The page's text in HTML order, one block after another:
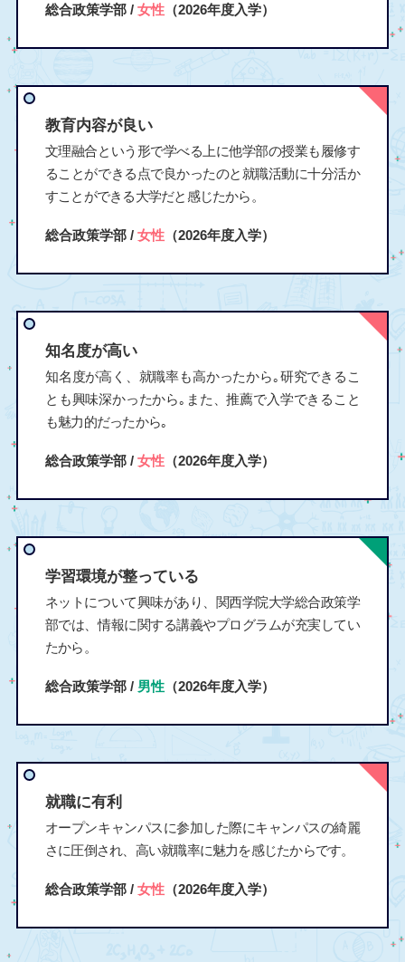
総合政策学部 / 女性（2026年度入学）
教育内容が良い
文理融合という形で学べる上に他学部の授業も履修す
ることができる点で良かったのと就職活動に十分活か
すことができる大学だと感じたから。
総合政策学部 / 女性（2026年度入学）
知名度が高い
知名度が高く、就職率も高かったから｡研究できるこ
とも興味深かったから｡また、推薦で入学できること
も魅力的だったから｡
総合政策学部 / 女性（2026年度入学）
学習環境が整っている
ネットについて興味があり、関西学院大学総合政策学
部では、情報に関する講義やプログラムが充実してい
たから。
総合政策学部 / 男性（2026年度入学）
就職に有利
オープンキャンパスに参加した際にキャンパスの綺麗
さに圧倒され、高い就職率に魅力を感じたからです。
総合政策学部 / 女性（2026年度入学）